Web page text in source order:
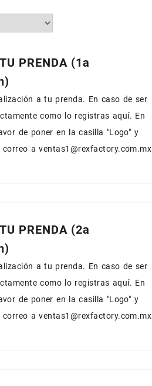
PRENDA (1a
a tu prenda. En caso de ser
como lo registras aquí. En
de poner en la casilla "Logo" y
a ventas1@rexfactory.com.mx
PRENDA (2a
a tu prenda. En caso de ser
como lo registras aquí. En
de poner en la casilla "Logo" y
a ventas1@rexfactory.com.mx